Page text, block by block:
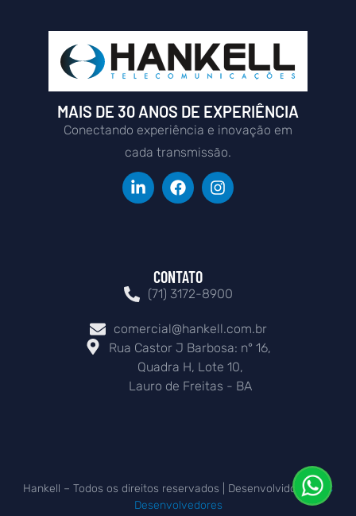
MAIS DE 30 ANOS DE EXPERIÊNCIA
Conectando experiência e inovação em
cada transmissão.
CONTATO
(71) 3172-8900
comercial@hankell.com.br
Rua Castor J Barbosa: n° 16,
Quadra H, Lote 10,
Lauro de Freitas - BA
Hankell – Todos os direitos reservados | Desenvolvido porTC
Desenvolvedores